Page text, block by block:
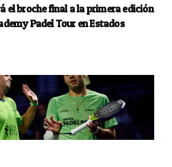
el broche final a la primera edición
Padel Tour en Estados